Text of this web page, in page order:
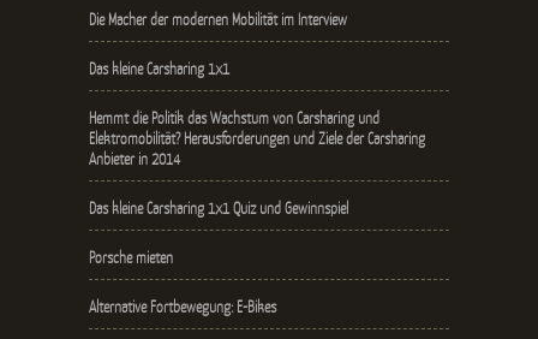
Die Macher der modernen Mobilität im Interview
Das kleine Carsharing 1x1
Hemmt die Politik das Wachstum von Carsharing und
Elektromobilität? Herausforderungen und Ziele der Carsharing
Anbieter in 2014
Das kleine Carsharing 1x1 Quiz und Gewinnspiel
Porsche mieten
Alternative Fortbewegung: E-Bikes